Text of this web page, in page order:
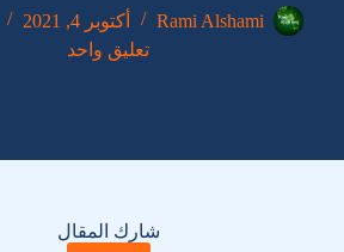
Rami Alshami أكتوبر 4, 2021
تعليق واحد
شارك المقال